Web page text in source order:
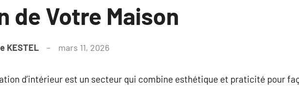
de Votre Maison
KESTEL mars 11, 2026
d’intérieur est un secteur qui combine esthétique et praticité pour